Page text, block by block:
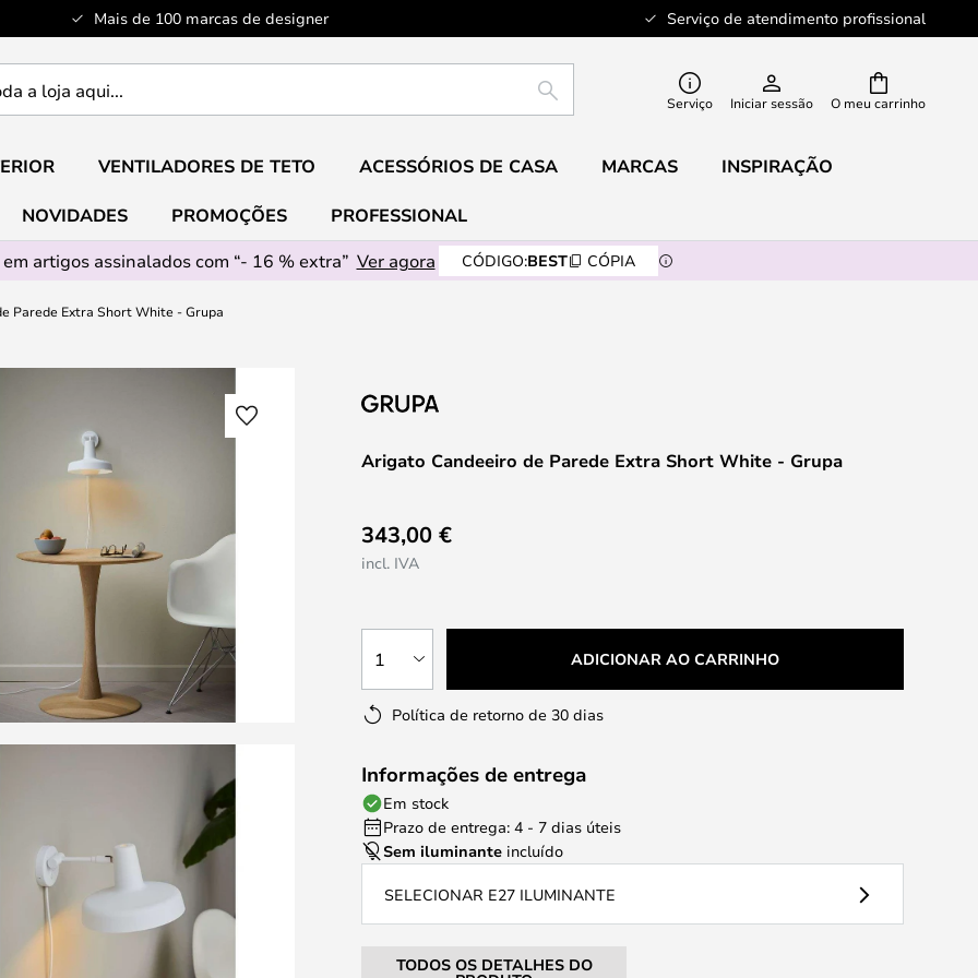
Mais de 100 marcas de designer Serviço de atendimento profissional
O meu carrinho
PESQUISAR Serviço Iniciar sessão
VENTILADORES DE TETO ACESSÓRIOS DE CASA MARCAS INSPIRAÇÃO
NOVIDADES PROMOÇÕES
PROFESSIONAL
artigos assinalados com “- 16 % extra” Ver agora CÓDIGO:BEST CÓPIA
Parede Extra Short White - Grupa
Arigato Candeeiro de Parede Extra Short White - Grupa
343,00 €
incl. IVA
1 ADICIONAR AO CARRINHO
Política de retorno de 30 dias
Informações de entrega
Em stock
Prazo de entrega: 4 - 7 dias úteis
Sem iluminante incluído
SELECIONAR E27 ILUMINANTE
TODOS OS DETALHES DO